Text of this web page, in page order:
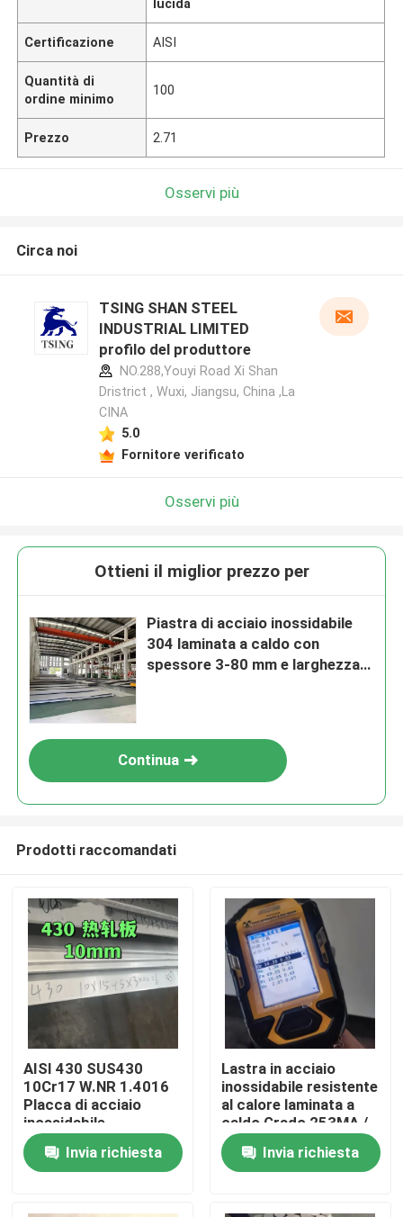
Casa.
Prodotti
Video
lucida
Certificazione AISI
Quantità di
ordine minimo
100
Prezzo 2.71
Osservi più
Circa noi
TSING SHAN STEEL
INDUSTRIAL LIMITED
profilo del produttore
NO.288,Youyi Road Xi Shan
Dristrict , Wuxi, Jiangsu, China ,La
CINA
5.0
Fornitore verificato
Osservi più
Ottieni il miglior prezzo per
Piastra di acciaio inossidabile
304 laminata a caldo con
spessore 3-80 mm e larghezza
Continua
Prodotti raccomandati
AISI 430 SUS430
10Cr17 W.NR 1.4016
Placca di acciaio
inossidabile
10*1500*6000
Superficie NO.1
Invia richiesta
Lastra in acciaio
inossidabile resistente
al calore laminata a
caldo Grado 253MA /
S30815 con
superficie decapata
Invia richiesta